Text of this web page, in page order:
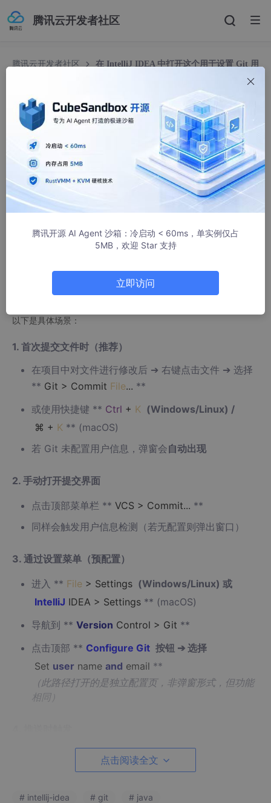
腾讯云开发者社区
腾讯云开发者社区
在 IntelliJ IDEA 中打开这个用于设置 Git 用
在 IntelliJ IDEA 中打开这个用于设置 Git 用户名
（Name）和邮箱（Email）的特定弹窗
悟能不能悟
1038人浏览 · 2025-07-25 18:27:16
要在 IntelliJ IDEA 中打开这个用于设置 Git 用户名（Name）和邮
箱（Email）的特定弹窗（如下图），可以通过以下几种常见方法
触发：
https://i.im.ge/2024/07/16/Kt6r1i.IDE-Git-UserName-Config.jp
⚡ 最直接触发方式：
当 IntelliJ IDEA 检测到你尝试执行 ​Git 操作​（如提交、推送），但
以下是具体场景：
1. ​ 首次提交文件时（推荐）​
在项目中对文件进行修改后 ➔ 右键点击文件 ➔ 选择 ​
** Git > Commit File... **​
或使用快捷键 ​** Ctrl + K ​ (Windows/Linux) / ​
⌘ + K **​ (macOS)
若 Git 未配置用户信息，弹窗会自动出现
2. ​ 手动打开提交界面
点击顶部菜单栏 ​** VCS > Commit... **​
同样会触发用户信息检测（若无配置则弹出窗口）
3. ​ 通过设置菜单（预配置）​
进入 ​** File > Settings ​ (Windows/Linux) 或 ​
IntelliJ IDEA > Settings **​ (macOS)
导航到 ​** Version Control > Git **​
点击顶部 ​** Configure Git ​ 按钮 ➔ 选择 ​
Set user name and email **​
（此路径打开的是独立配置页，非弹窗形式，但功能
相同）
VCS > Git >Push **​ 时若信息缺失，也会
弹出该窗口
点击阅读全文
# intellij-idea # git # java
腾讯开源 AI Agent 沙箱：冷启动 < 60ms，单实例仅占
5MB，欢迎 Star 支持
立即访问